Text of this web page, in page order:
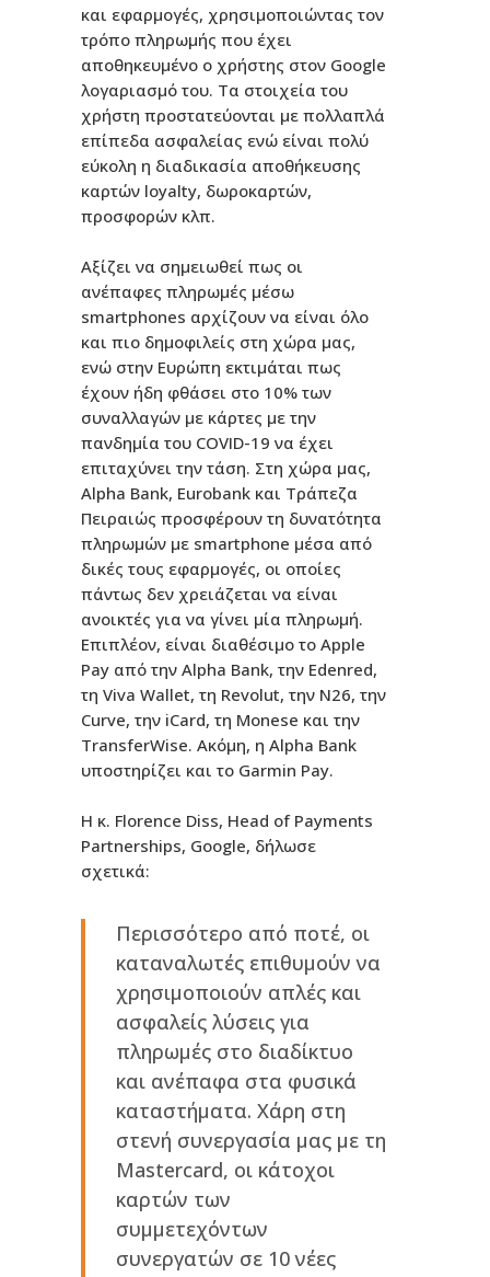
και εφαρμογές, χρησιμοποιώντας τον
τρόπο πληρωμής που έχει
αποθηκευμένο ο χρήστης στον Google
λογαριασμό του. Τα στοιχεία του
χρήστη προστατεύονται με πολλαπλά
επίπεδα ασφαλείας ενώ είναι πολύ
εύκολη η διαδικασία αποθήκευσης
καρτών loyalty, δωροκαρτών,
προσφορών κλπ.
Αξίζει να σημειωθεί πως οι
ανέπαφες πληρωμές μέσω
smartphones αρχίζουν να είναι όλο
και πιο δημοφιλείς στη χώρα μας,
ενώ στην Ευρώπη εκτιμάται πως
έχουν ήδη φθάσει στο 10% των
συναλλαγών με κάρτες με την
πανδημία του COVID-19 να έχει
επιταχύνει την τάση. Στη χώρα μας,
Alpha Bank, Eurobank και Τράπεζα
Πειραιώς προσφέρουν τη δυνατότητα
πληρωμών με smartphone μέσα από
δικές τους εφαρμογές, οι οποίες
πάντως δεν χρειάζεται να είναι
ανοικτές για να γίνει μία πληρωμή.
Επιπλέον, είναι διαθέσιμο το Apple
Pay από την Alpha Bank, την Edenred,
τη Viva Wallet, τη Revolut, την Ν26, την
Curve, την iCard, τη Monese και την
TransferWise. Ακόμη, η Alpha Bank
υποστηρίζει και το Garmin Pay.
Η κ. Florence Diss, Head of Payments
Partnerships, Google, δήλωσε
σχετικά:
Περισσότερο από ποτέ, οι
καταναλωτές επιθυμούν να
χρησιμοποιούν απλές και
ασφαλείς λύσεις για
πληρωμές στο διαδίκτυο
και ανέπαφα στα φυσικά
καταστήματα. Χάρη στη
στενή συνεργασία μας με τη
Mastercard, οι κάτοχοι
καρτών των
συμμετεχόντων
συνεργατών σε 10 νέες